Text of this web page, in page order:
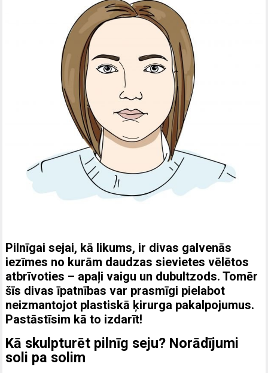
Pilnīgai sejai, kā likums, ir divas galvenās
iezīmes no kurām daudzas sievietes vēlētos
atbrīvoties – apaļi vaigu un dubultzods. Tomēr
šīs divas īpatnības var prasmīgi pielabot
neizmantojot plastiskā ķirurga pakalpojumus.
Pastāstīsim kā to izdarīt!
Kā skulpturēt pilnīg seju? Norādījumi
soli pa solim